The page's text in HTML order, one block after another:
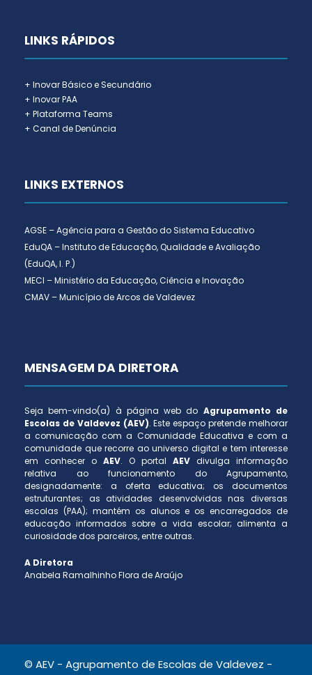
LINKS RÁPIDOS
+ Inovar Básico e Secundário
+ Inovar PAA
+ Plataforma Teams
+ Canal de Denúncia
LINKS EXTERNOS
AGSE – Agência para a Gestão do Sistema Educativo
EduQA – Instituto de Educação, Qualidade e Avaliação
(EduQA, I. P.)
MECI – Ministério da Educação, Ciência e Inovação
CMAV – Município de Arcos de Valdevez
MENSAGEM DA DIRETORA
Seja bem-vindo(a) à página web do Agrupamento de
Escolas de Valdevez (AEV). Este espaço pretende melhorar
a comunicação com a Comunidade Educativa e com a
comunidade que recorre ao universo digital e tem interesse
em conhecer o AEV. O portal AEV divulga informação
relativa ao funcionamento do Agrupamento,
designadamente: a oferta educativa; os documentos
estruturantes; as atividades desenvolvidas nas diversas
escolas (PAA); mantém os alunos e os encarregados de
educação informados sobre a vida escolar; alimenta a
curiosidade dos parceiros, entre outras.
A Diretora
Anabela Ramalhinho Flora de Araújo
© AEV - Agrupamento de Escolas de Valdevez -